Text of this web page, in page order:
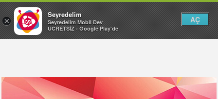
×
Seyredelim
Seyredelim Mobil Dev
ÜCRETSİZ - Google Play'de
AÇ